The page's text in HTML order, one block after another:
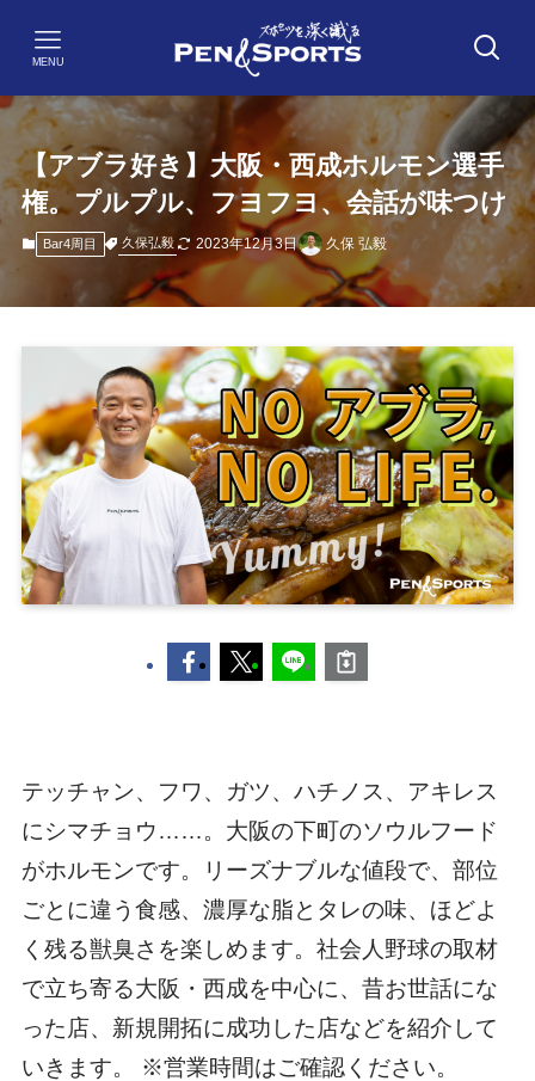
MENU
【アブラ好き】大阪・西成ホルモン選手
権。プルプル、フヨフヨ、会話が味つけ
Bar4周目 久保弘毅 2023年12月3日 久保 弘毅
テッチャン、フワ、ガツ、ハチノス、アキレス
にシマチョウ……。大阪の下町のソウルフード
がホルモンです。リーズナブルな値段で、部位
ごとに違う食感、濃厚な脂とタレの味、ほどよ
く残る獣臭さを楽しめます。社会人野球の取材
で立ち寄る大阪・西成を中心に、昔お世話にな
った店、新規開拓に成功した店などを紹介して
いきます。 ※営業時間はご確認ください。